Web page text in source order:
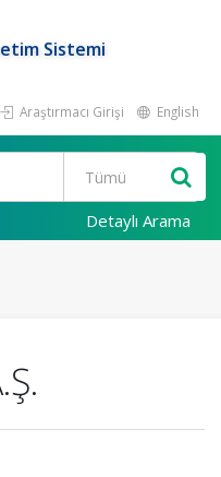
Sistemi
Araştırmacı Girişi English
Detaylı Arama